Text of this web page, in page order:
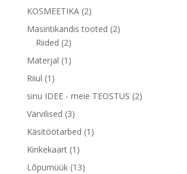
KOSMEETIKA 22
toodet
Masintikandis tooted 22
Riided 22
toodet
Materjal 1 1
Riiul 1 1
toode
sinu IDEE - meie TEOSTUS 22
Värvilised 33
toodet
Käsitöötarbed 1 1
Kinkekaart 1 1
toode
Lõpumüük 1313